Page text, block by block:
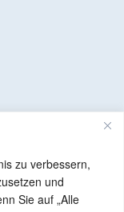
zu verbessern,
und
Sie auf „Alle